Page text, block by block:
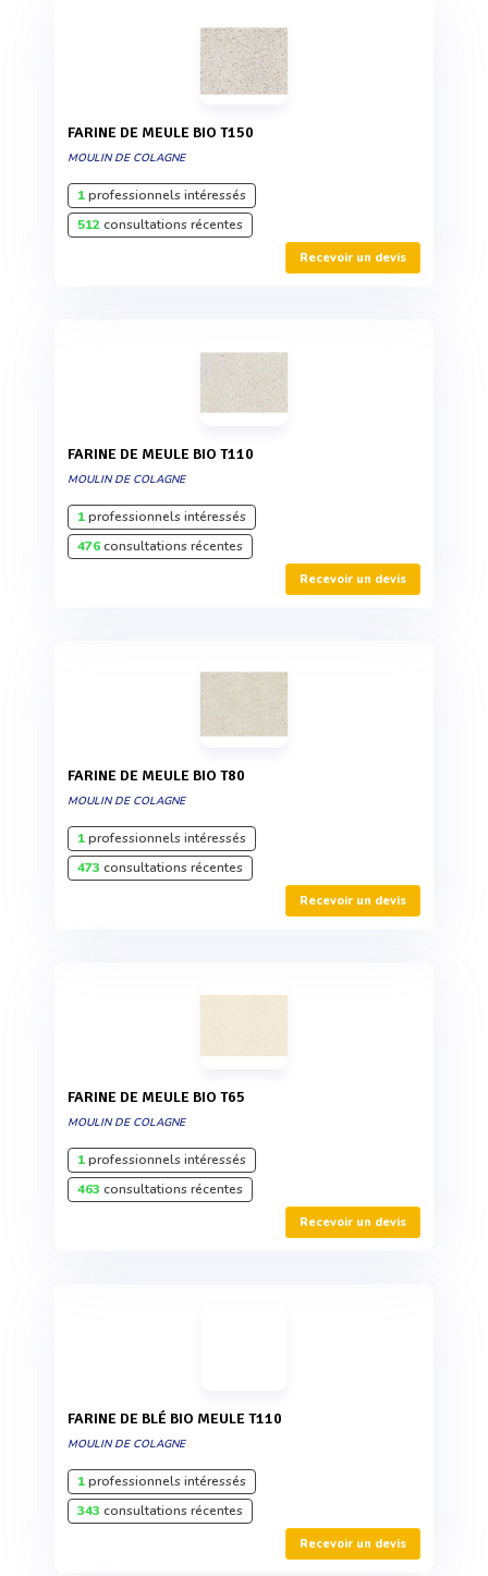
FARINE DE MEULE BIO T150
MOULIN DE COLAGNE
1professionnels intéressés
512consultations récentes
Recevoir un devis
FARINE DE MEULE BIO T110
MOULIN DE COLAGNE
1professionnels intéressés
476consultations récentes
Recevoir un devis
FARINE DE MEULE BIO T80
MOULIN DE COLAGNE
1professionnels intéressés
473 consultations récentes
Recevoir un devis
FARINE DE MEULE BIO T65
MOULIN DE COLAGNE
1professionnels intéressés
463 consultations récentes
Recevoir un devis
FARINE DE BLÉ BIO MEULE T110
MOULIN DE COLAGNE
1professionnels intéressés
343 consultations récentes
Recevoir un devis